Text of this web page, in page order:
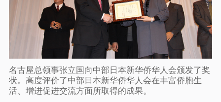
名古屋总领事张立国向中部日本新华侨华人会颁发了奖
状。高度评价了中部日本新华侨华人会在丰富侨胞生
活、增进促进交流方面所取得的成果。